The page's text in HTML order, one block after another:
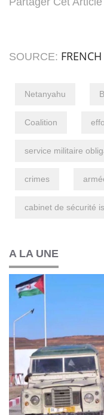
SOURCE:
Netanyahu
Coalition
service militaire
crimes
cabinet de sécurité
A LA UNE